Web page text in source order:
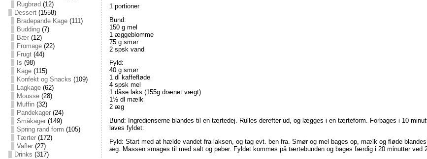
Rugbrød (12)
Dessert(1558)
Bradepande Kage(111)
Budding(7)
Bær(12)
Fromage(22)
Frugt(44)
Is (98)
Kage(115)
Konfekt og Snacks (109)
Lagkage(62)
Mousse(28)
Muffin(32)
Pandekager(24)
Småkager(149)
Spring rand form (105)
Tærter(172)
Vafler(27)
Drinks (317)
1 portioner
Bund:
150 g mel
1 æggeblomme
75 g smør
2 spsk vand
Fyld:
40 g smør
1 dl kaffefløde
4 spsk mel
1 dåse laks (155g drænet vægt)
1½ dl mælk
2 æg
Bund: Ingredienserne blandes til en tærtedej. Rulles derefter ud, og lægges i en tærteform. Forbages i 10
laves fyldet.
Fyld: Start med at hælde vandet fra laksen, og tag evt. ben fra. Smør og mel bages op, mælk og fløde
æg. Massen smages til med salt og peber. Fyldet kommes på tærtebunden og bages færdig i 20 minutter ved